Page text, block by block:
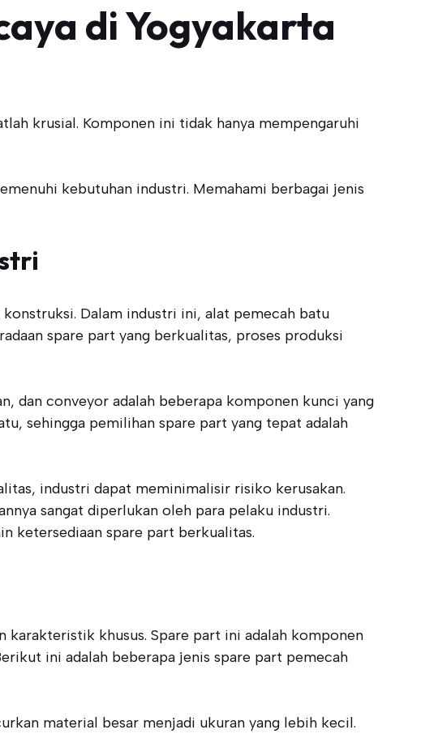
di Yogyakarta
krusial. Komponen ini tidak hanya mempengaruhi
kebutuhan industri. Memahami berbagai jenis
Dalam industri ini, alat pemecah batu
spare part yang berkualitas, proses produksi
dan conveyor adalah beberapa komponen kunci yang
sehingga pemilihan spare part yang tepat adalah
industri dapat meminimalisir risiko kerusakan.
sangat diperlukan oleh para pelaku industri.
ketersediaan spare part berkualitas.
khusus. Spare part ini adalah komponen
ini adalah beberapa jenis spare part pemecah
material besar menjadi ukuran yang lebih kecil.